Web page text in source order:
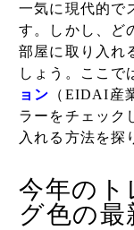
一気に現代的で
す。しかし、ど
部屋に取り入れ
しょう。ここで
ョン （EIDAI産
ラーをチェック
入れる方法を探
今年のト
グ色の最